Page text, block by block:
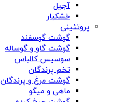
آجیل
خشکبار
پروتئینی
گوشت گوسفند
گوشت گاو و گوساله
سوسیس کالباس
تخم پرندگان
گوشت مرغ و پرندگان
ماهی و میگو